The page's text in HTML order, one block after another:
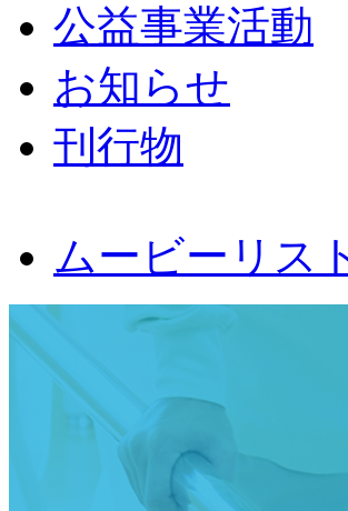
公益事業活動
お知らせ
刊行物
ムービーリス